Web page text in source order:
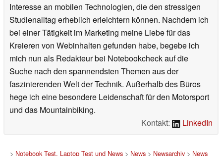
Interesse an mobilen Technologien, die den stressigen
Studienalltag erheblich erleichtern können. Nachdem ich
bei einer Tätigkeit im Marketing meine Liebe für das
Kreieren von Webinhalten gefunden habe, begebe ich
mich nun als Redakteur bei Notebookcheck auf die
Suche nach den spannendsten Themen aus der
faszinierenden Welt der Technik. Außerhalb des Büros
hege ich eine besondere Leidenschaft für den Motorsport
und das Mountainbiking.
Kontakt:
LinkedIn
> Notebook Test, Laptop Test und News> News> Newsarchiv> News